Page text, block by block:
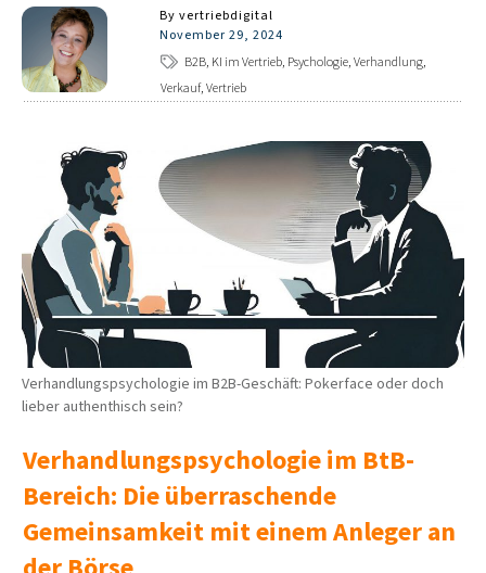
By vertriebdigital
November 29, 2024
B2B, KI im Vertrieb, Psychologie, Verhandlung,
Verkauf, Vertrieb
Verhandlungspsychologie im B2B-Geschäft: Pokerface oder doch
lieber authenthisch sein?
Verhandlungspsychologie im BtB-
Bereich: Die überraschende
Gemeinsamkeit mit einem Anleger an